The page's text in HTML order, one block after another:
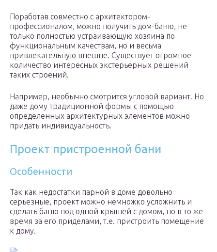
Поработав совместно с архитектором-
профессионалом, можно получить дом-баню, не
только полностью устраивающую хозяина по
функциональным качествам, но и весьма
привлекательную внешне. Существует огромное
количество интересных экстерьерных решений
таких строений.
Например, необычно смотрится угловой вариант. Но
даже дому традиционной формы с помощью
определенных архитектурных элементов можно
придать индивидуальность.
Проект пристроенной бани
Особенности
Так как недостатки парной в доме довольно
серьезные, проект можно немножко усложнить и
сделать баню под одной крышей с домом, но в то же
время за его приделами, т.е. пристроить помещение
к дому.